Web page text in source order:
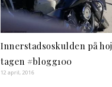
Innerstadsoskulden på hoj
tagen #blogg100
12 april, 2016